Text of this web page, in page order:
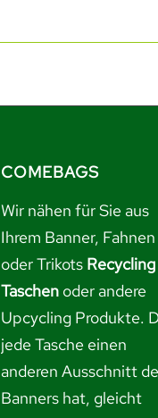
COMEBAGS
Wir nähen für Sie aus
Ihrem Banner, Fahnen
oder Trikots Recycling
Taschenoder andere
Upcycling Produkte.
jede Tasche einen
anderen Ausschnitt
Banners hat, gleicht